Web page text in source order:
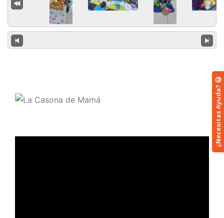
¿Necesitas Ayuda? 😃